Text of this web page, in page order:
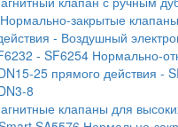
закрытые
- Воздушный
- SF6254 Нормально-
25 прямого действия -
8
клапаны для